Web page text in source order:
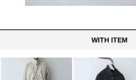
WITH ITEM